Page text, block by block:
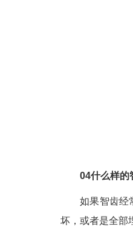
04什么样的
如果智齿经
坏，或者是全部